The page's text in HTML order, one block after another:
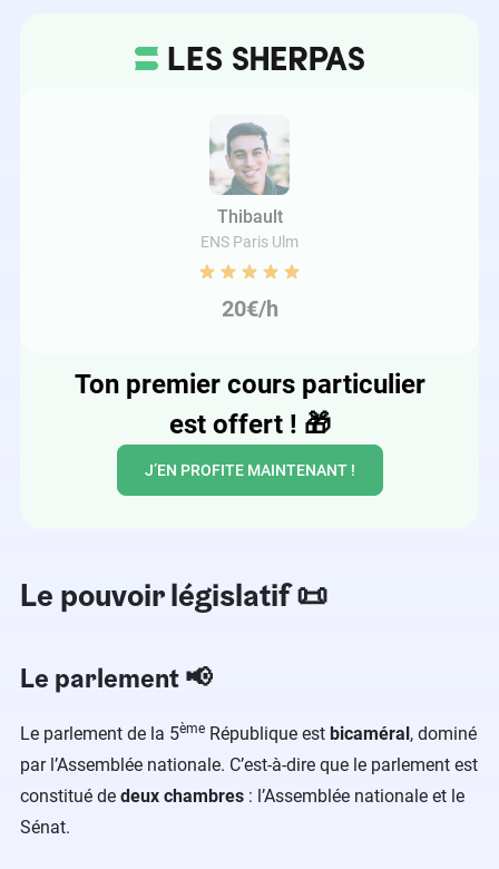
Thibault
ENS Paris Ulm
20€/h
Ton premier cours particulier
est offert ! 🎁
J’EN PROFITE MAINTENANT !
Le pouvoir législatif📜
Le parlement 📢
Le parlement de la 5ème République est bicaméral , dominé
par l’Assemblée nationale. C’est-à-dire que le parlement est
constitué de deux chambres : l’Assemblée nationale et le
Sénat.